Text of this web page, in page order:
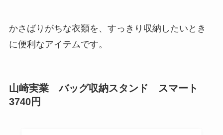
かさばりがちな衣類を、すっきり収納したいとき
に便利なアイテムです。
山崎実業 バッグ収納スタンド スマート
3740円